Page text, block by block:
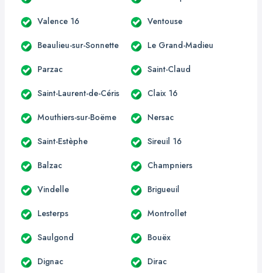
Valence 16 Ventouse
Beaulieu-sur-Sonnette Le Grand-Madieu
Parzac Saint-Claud
Saint-Laurent-de-Céris Claix 16
Mouthiers-sur-Boëme Nersac
Saint-Estèphe Sireuil 16
Balzac Champniers
Vindelle Brigueuil
Lesterps Montrollet
Saulgond Bouëx
Dignac Dirac